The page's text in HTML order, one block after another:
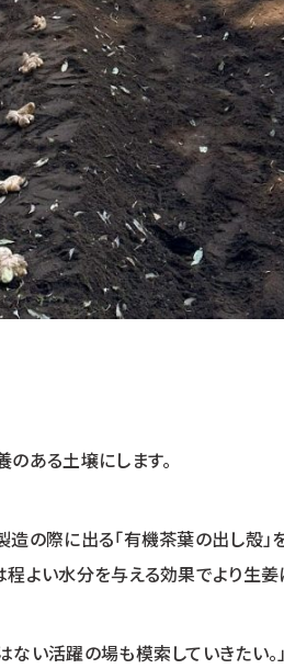
ある土壌にします。
の際に出る「有機茶葉の出し殻」
よい水分を与える効果でより生姜
い活躍の場も模索していきたい。